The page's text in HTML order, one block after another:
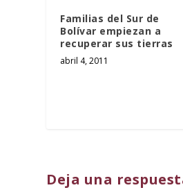
Familias del Sur de
Bolívar empiezan a
recuperar sus tierras
abril 4, 2011
Deja una